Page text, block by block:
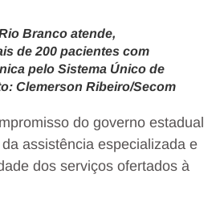
Branco atende,
de 200 pacientes com
pelo Sistema Único de
Clemerson Ribeiro/Secom
do governo estadual
assistência especializada e
dos serviços ofertados à